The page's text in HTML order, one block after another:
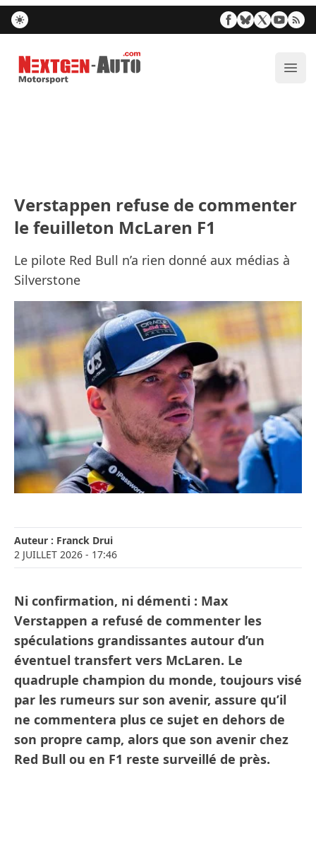
Nextgen-Auto.com
Verstappen refuse de commenter
le feuilleton McLaren F1
Le pilote Red Bull n’a rien donné aux médias à
Silverstone
Auteur : Franck Drui
2 JUILLET 2026 - 17:46
Ni confirmation, ni démenti : Max
Verstappen a refusé de commenter les
spéculations grandissantes autour d’un
éventuel transfert vers McLaren. Le
quadruple champion du monde, toujours visé
par les rumeurs sur son avenir, assure qu’il
ne commentera plus ce sujet en dehors de
son propre camp, alors que son avenir chez
Red Bull ou en F1 reste surveillé de près.